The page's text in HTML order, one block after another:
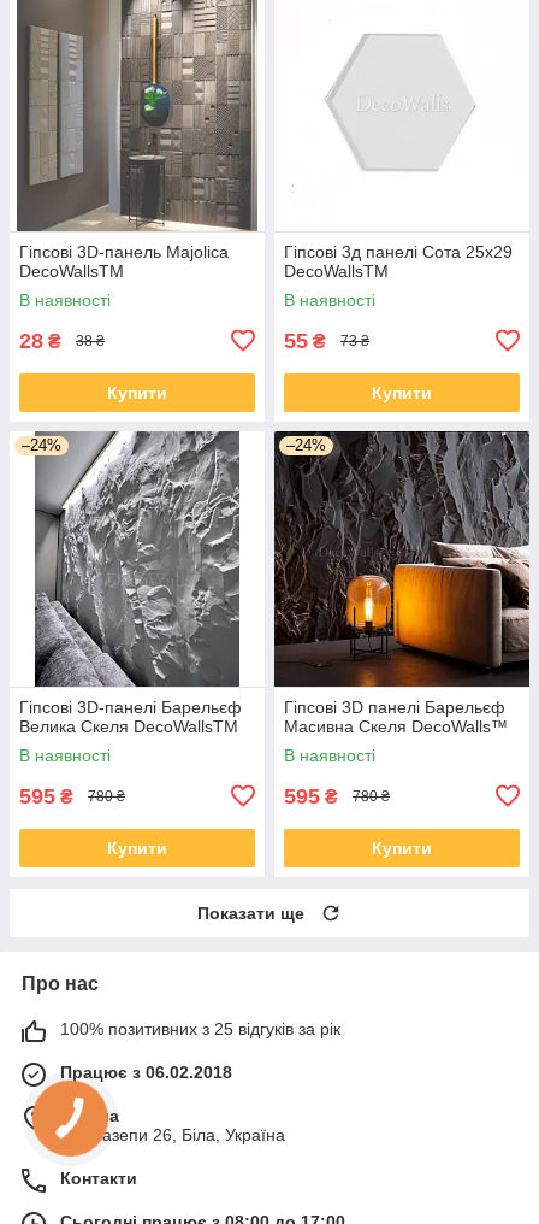
Гіпсові 3D-панель Majolica
DecoWallsTM
В наявності
28 ₴ 38 ₴
Купити
Гіпсові 3д панелі Сота 25х29
DecoWallsTM
В наявності
55 ₴ 73 ₴
Купити
–24%
Гіпсові 3D-панелі Барельєф
Велика Скеля DecoWallsTM
В наявності
595 ₴ 780 ₴
Купити
–24%
Гіпсові 3D панелі Барельєф
Масивна Скеля DecoWalls™
В наявності
595 ₴ 780 ₴
Купити
Показати ще
Про нас
100% позитивних з 25 відгуків за рік
Працює з 06.02.2018
м. Біла
ул. Мазепи 26, Біла, Україна
Контакти